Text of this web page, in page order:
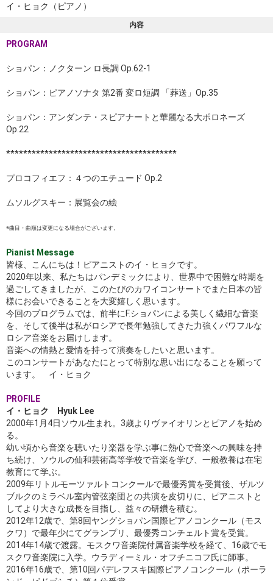
イ・ヒョク（ピアノ）
内容
PROGRAM
ショパン：ノクターン ロ長調 Op.62-1
ショパン：ピアノソナタ 第2番 変ロ短調 「葬送」Op.35
ショパン：アンダンテ・スピアナートと華麗なる大ポロネーズ
Op.22
****************************************
プロコフィエフ：４つのエチュード Op.2
ムソルグスキー：展覧会の絵
※曲目・曲順は変更になる場合がございます。
Pianist Message
皆様、こんにちは！ピアニストのイ・ヒョクです。
2020年以来、私たちはパンデミックにより、世界中で困難な時期を
過ごしてきましたが、このたびのカワイコンサートでまた日本の皆
様にお会いできることを大変嬉しく思います。
今回のプログラムでは、前半にF.ショパンによる美しく繊細な音楽
を、そして後半は私がロシアで長年勉強してきた力強くパワフルな
ロシア音楽をお届けします。
音楽への情熱と愛情を持って演奏をしたいと思います。
このコンサートがあなたにとって特別な思い出になることを願って
います。 イ・ヒョク
PROFILE
イ・ヒョク Hyuk Lee
2000年1月4日ソウル生まれ。3歳よりヴァイオリンとピアノを始め
る。
幼い頃から音楽を聴いたり楽器を学ぶ事に熱心で音楽への興味を持
ち続け、ソウルの仙和芸術高等学校で音楽を学び、一般教養は在宅
教育にて学ぶ。
2009年リトルモーツァルトコンクールで最優秀賞を受賞後、ザルツ
ブルクのミラベル室内管弦楽団との共演を皮切りに、ピアニストと
してより大きな成長を目指し、益々の研鑽を積む。
2012年12歳で、第8回ヤングショパン国際ピアノコンクール（モス
クワ）で最年少にてグランプリ、最優秀コンチェルト賞を受賞。
2014年14歳で渡露。モスクワ音楽院付属音楽学校を経て、16歳でモ
スクワ音楽院に入学。ウラディーミル・オフチニコフ氏に師事。
2016年16歳で、第10回パデレフスキ国際ピアノコンクール（ポーラ